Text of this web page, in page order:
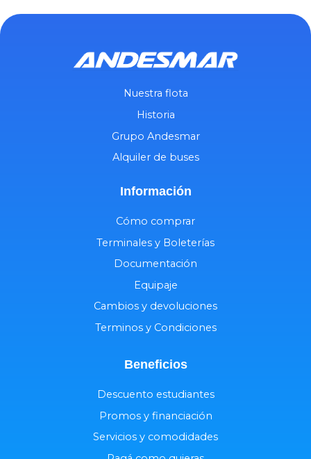
Nuestra flota
Historia
Grupo Andesmar
Alquiler de buses
Información
Cómo comprar
Terminales y Boleterías
Documentación
Equipaje
Cambios y devoluciones
Terminos y Condiciones
Beneficios
Descuento estudiantes
Promos y financiación
Servicios y comodidades